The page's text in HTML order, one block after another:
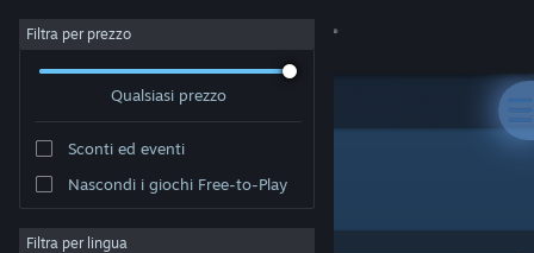
Accedi
Informazioni
Filtra per prezzo
Qualsiasi prezzo
Sconti ed eventi
Nascondi i giochi Free-to-Play
Filtra per lingua
Sviluppatore: Wolfdog Interactive